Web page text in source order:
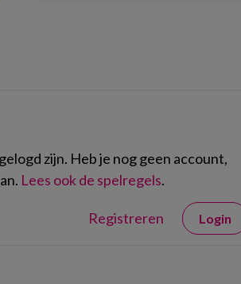
zijn. Heb je nog geen account,
Lees ook de spelregels.
Registreren Login